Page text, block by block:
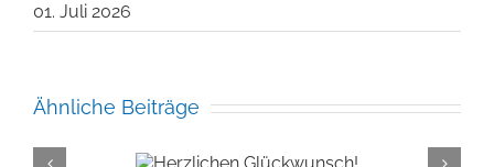
01. Juli 2026
Ähnliche Beiträge